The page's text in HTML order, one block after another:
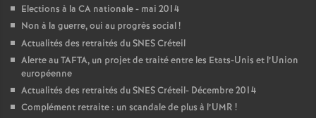
Elections à la CA nationale - mai 2014
Non à la guerre, oui au progrès social!
Actualités des retraités duSNESCréteil
Alerte auTAFTA, un projet de traité entre les Etats-Unis et l’Union
européenne
Actualités des retraités duSNESCréteil- Décembre 2014
Complément retraite : un scandale de plus à l’UMR !